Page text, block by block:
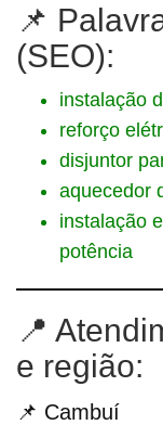
📌
(SEO):
instalação
reforço
disjuntor
aquecedor
instalação
potência
📍
e região:
📌 Cambuí